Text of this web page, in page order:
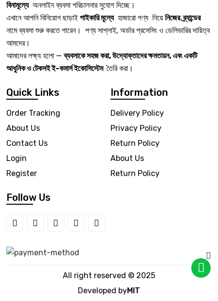
বিনামূল্যেঅনলাইন ব্যবসা পরিচালনার সুযোগ দিচ্ছে।
এখানে আপনি বিনিয়োগ ছাড়াই পাইকারি মূল্যেহাজারো পণ্য নিয়ে নিজের ব্র্যান্ডের
নামে ব্যবসা শুরু করতে পারেন। পণ্য সাপ্লাই, অর্ডার প্রসেসিং ও ডেলিভারির দায়িত্ব
আমদের।
আমাদের লক্ষ্য হলো —ব্যবসাকে সহজ করা, উদ্যোক্তাদের ক্ষমতায়ন, এবং একটি
আধুনিক ও টেকসই ই-কমার্স ইকোসিস্টেম তৈরি করা।
Quick Links
Order Tracking
About Us
Contact Us
Login
Register
Information
Delivery Policy
Privacy Policy
Return Policy
About Us
Return Policy
Follow Us
All right reserved © 2025
Developed byMIT